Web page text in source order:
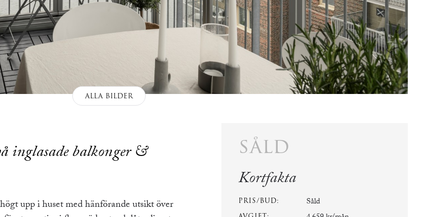
ALLA BILDER
inglasade balkonger &
upp i huset med hänförande utsikt över
såld
Kortfakta
PRIS/BUD: Såld